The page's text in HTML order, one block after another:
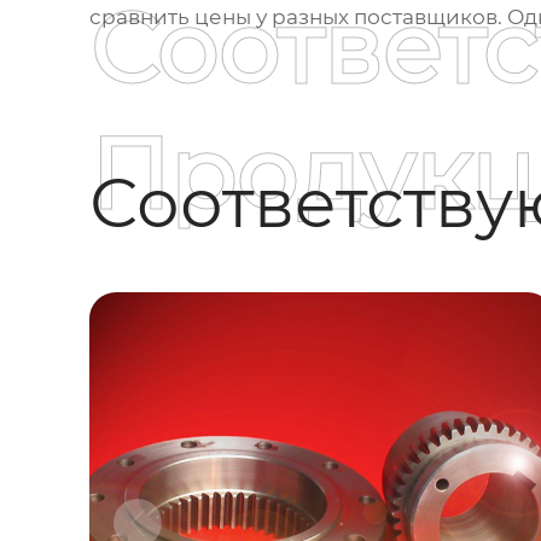
сравнить цены у разных поставщиков.